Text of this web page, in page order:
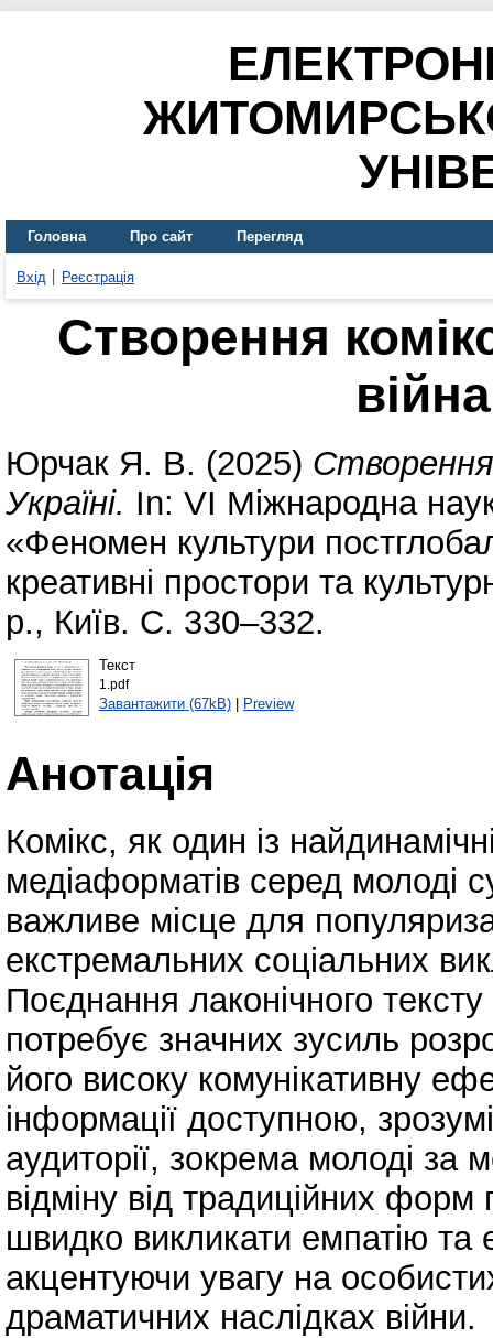
Головна Про сайт Перегляд
Вхід Реєстрація
Створення
Юрчак Я. В. (2025) Створення
Україні. In: VI Міжнародна
«Феномен культури
креативні простори та
р., Київ. С. 330–332.
Текст
1.pdf
Завантажити (67kB)| Preview
Анотація
Комікс, як один із
медіаформатів серед молоді
важливе місце для
екстремальних соціальних
Поєднання лаконічного
потребує значних зусиль
його високу комунікативну
інформації доступною,
аудиторії, зокрема молоді
відміну від традиційних форм
швидко викликати емпатію та
акцентуючи увагу на
драматичних наслідках війни.